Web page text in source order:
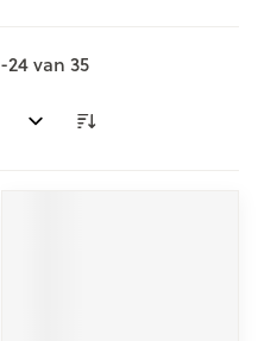
-24van 35